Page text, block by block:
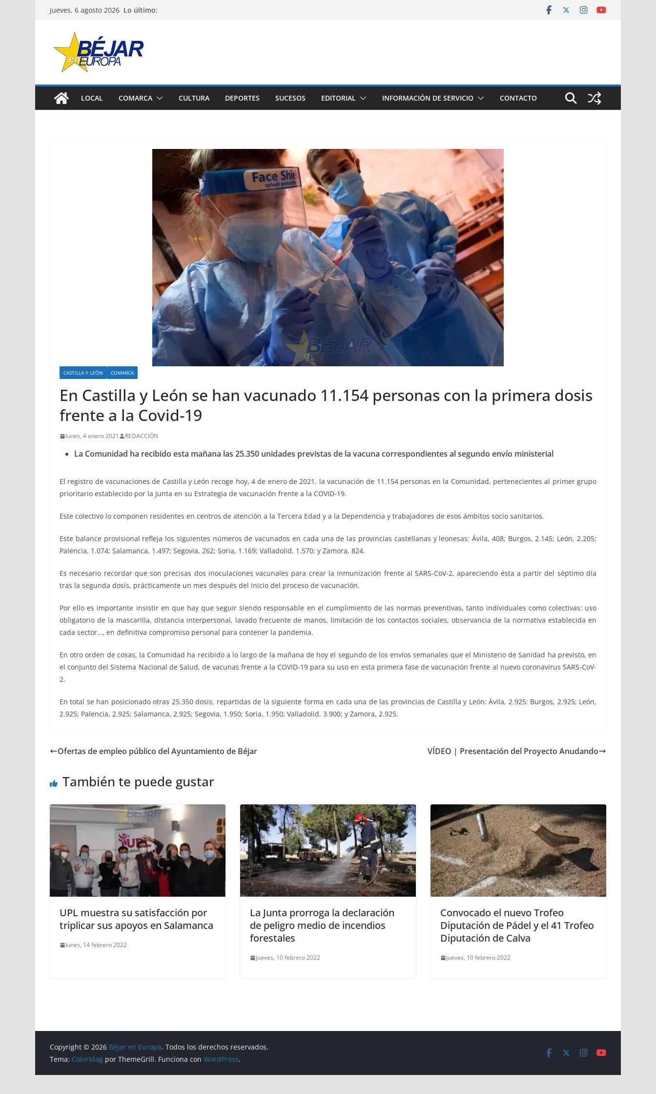
Saltarjueves, 6 agosto 2026 Lo último:
LOCAL COMARCA CULTURA DEPORTES SUCESOS EDITORIAL INFORMACIÓN DE SERVICIO CONTACTO
CASTILLA Y LEÓN COMARCA
En Castilla y León se han vacunado 11.154 personas con la primera dosis
frente a la Covid-19
lunes, 4 enero 2021 REDACCIÓN
La Comunidad ha recibido esta mañana las 25.350 unidades previstas de la vacuna correspondientes al segundo envío ministerial
El registro de vacunaciones de Castilla y León recoge hoy, 4 de enero de 2021, la vacunación de 11.154 personas en la Comunidad, pertenecientes al primer grupo
prioritario establecido por la Junta en su Estrategia de vacunación frente a la COVID-19.
Este colectivo lo componen residentes en centros de atención a la Tercera Edad y a la Dependencia y trabajadores de esos ámbitos socio sanitarios.
Este balance provisional refleja los siguientes números de vacunados en cada una de las provincias castellanas y leonesas: Ávila, 408; Burgos, 2.145; León, 2.205;
Palencia, 1.074; Salamanca, 1.497; Segovia, 262; Soria, 1.169; Valladolid, 1.570; y Zamora, 824.
Es necesario recordar que son precisas dos inoculaciones vacunales para crear la inmunización frente al SARS-CoV-2, apareciendo ésta a partir del séptimo día
tras la segunda dosis, prácticamente un mes después del inicio del proceso de vacunación.
Por ello es importante insistir en que hay que seguir siendo responsable en el cumplimiento de las normas preventivas, tanto individuales como colectivas: uso
obligatorio de la mascarilla, distancia interpersonal, lavado frecuente de manos, limitación de los contactos sociales, observancia de la normativa establecida en
cada sector…, en definitiva compromiso personal para contener la pandemia.
En otro orden de cosas, la Comunidad ha recibido a lo largo de la mañana de hoy el segundo de los envíos semanales que el Ministerio de Sanidad ha previsto, en
el conjunto del Sistema Nacional de Salud, de vacunas frente a la COVID-19 para su uso en esta primera fase de vacunación frente al nuevo coronavirus SARS-CoV-
2.
En total se han posicionado otras 25.350 dosis, repartidas de la siguiente forma en cada una de las provincias de Castilla y León: Ávila, 2.925: Burgos, 2.925; León,
2.925; Palencia, 2.925; Salamanca, 2.925; Segovia, 1.950; Soria, 1.950; Valladolid, 3.900; y Zamora, 2.925.
Ofertas de empleo público del Ayuntamiento de Béjar VÍDEO | Presentación del Proyecto Anudando
También te puede gustar
UPL muestra su satisfacción por
triplicar sus apoyos en Salamanca
lunes, 14 febrero 2022
La Junta prorroga la declaración
de peligro medio de incendios
forestales
jueves, 10 febrero 2022
Convocado el nuevo Trofeo
Diputación de Pádel y el 41 Trofeo
Diputación de Calva
jueves, 10 febrero 2022
Copyright © 2026 Béjar en Europa. Todos los derechos reservados.
Tema: ColorMag por ThemeGrill. Funciona con WordPress.